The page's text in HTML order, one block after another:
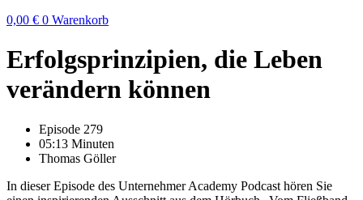
0,00 € 0 Warenkorb
Erfolgsprinzipien, die Leben
verändern können
Episode 279
05:13 Minuten
Thomas Göller
In dieser Episode des Unternehmer Academy Podcast hören Sie